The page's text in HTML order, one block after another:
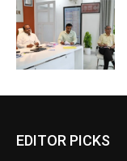
EDITOR PICKS